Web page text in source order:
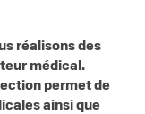
réalisons des
médical.
permet de
ainsi que